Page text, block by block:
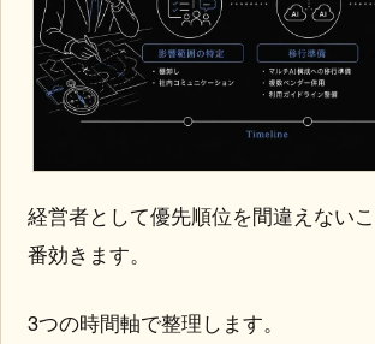
経営者として優先順位を間違えない
番効きます。
3つの時間軸で整理します。